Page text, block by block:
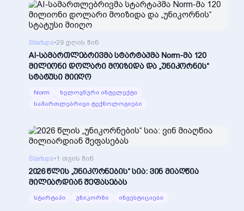
Startups•29 დღის წინ
AI-სამართლებრივმა სტარტაპმა Norm-მა 120
მილიონი დოლარი მოიზიდა და „უნიკორნის“
სტატუსი მიიღო
Norm
ხელოვნური ინტელექტი
სამართლებრივი ტექნოლოგიები
Startups•1 თვის წინ
2026 წლის „უნიკორნების“ სია: ვინ მიაღწია
მილიარდიან შეფასებას
სტარტაპი უნიკორნი ინვესტიციები